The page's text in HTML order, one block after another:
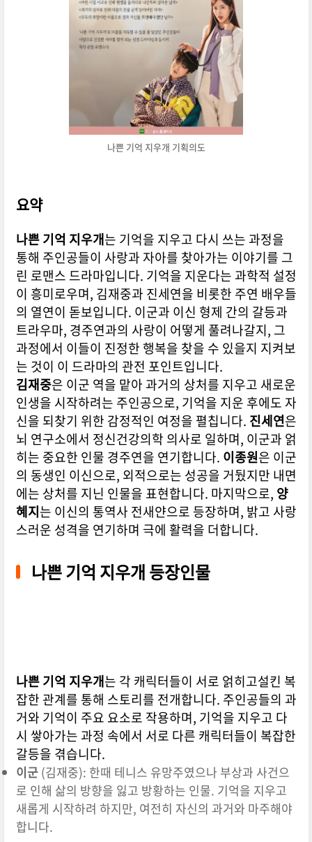
나쁜 기억 지우개 기획의도
요약
나쁜 기억 지우개는 기억을 지우고 다시 쓰는 과정을
통해 주인공들이 사랑과 자아를 찾아가는 이야기를 그
린 로맨스 드라마입니다. 기억을 지운다는 과학적 설정
이 흥미로우며, 김재중과 진세연을 비롯한 주연 배우들
의 열연이 돋보입니다. 이군과 이신 형제 간의 갈등과
트라우마, 경주연과의 사랑이 어떻게 풀려나갈지, 그
과정에서 이들이 진정한 행복을 찾을 수 있을지 지켜보
는 것이 이 드라마의 관전 포인트입니다.
김재중은 이군 역을 맡아 과거의 상처를 지우고 새로운
인생을 시작하려는 주인공으로, 기억을 지운 후에도 자
신을 되찾기 위한 감정적인 여정을 펼칩니다. 진세연은
뇌 연구소에서 정신건강의학 의사로 일하며, 이군과 얽
히는 중요한 인물 경주연을 연기합니다. 이종원은 이군
의 동생인 이신으로, 외적으로는 성공을 거뒀지만 내면
에는 상처를 지닌 인물을 표현합니다. 마지막으로, 양
혜지는 이신의 통역사 전새얀으로 등장하며, 밝고 사랑
스러운 성격을 연기하며 극에 활력을 더합니다.
나쁜 기억 지우개 등장인물
나쁜 기억 지우개는 각 캐릭터들이 서로 얽히고설킨 복
잡한 관계를 통해 스토리를 전개합니다. 주인공들의 과
거와 기억이 주요 요소로 작용하며, 기억을 지우고 다
시 쌓아가는 과정 속에서 서로 다른 캐릭터들이 복잡한
갈등을 겪습니다.
이군(김재중): 한때 테니스 유망주였으나 부상과 사건으
로 인해 삶의 방향을 잃고 방황하는 인물. 기억을 지우고
새롭게 시작하려 하지만, 여전히 자신의 과거와 마주해야
합니다.